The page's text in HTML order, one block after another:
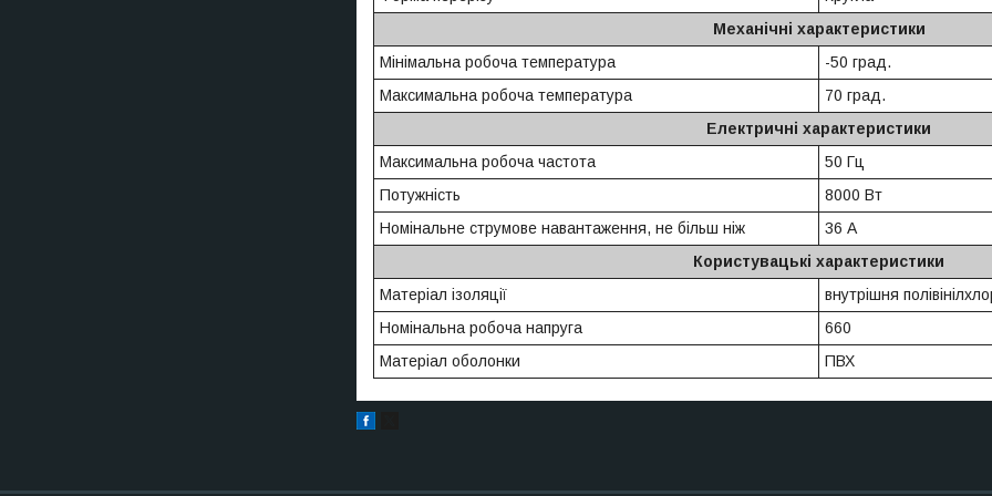
Механічні характеристики
Мінімальна робоча температура
-50 град.
Максимальна робоча температура
70 град.
Електричні характеристики
Максимальна робоча частота
50 Гц
Потужність
8000 Вт
Номінальне струмове навантаження, не більш ніж
36 А
Користувацькі характеристики
Матеріал ізоляції
внутрішня
Номінальна робоча напруга
660
Матеріал оболонки
ПВХ